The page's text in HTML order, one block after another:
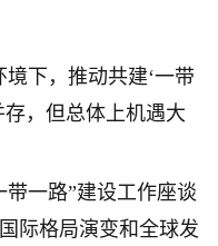
下，推动共建‘一带
，但总体上机遇大
一路”建设工作座谈
际格局演变和全球发